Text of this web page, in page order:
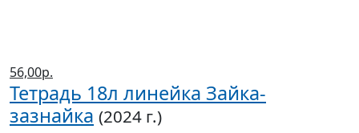
56,00р.
Тетрадь 18л линейка Зайка-
зазнайка (2024 г.)